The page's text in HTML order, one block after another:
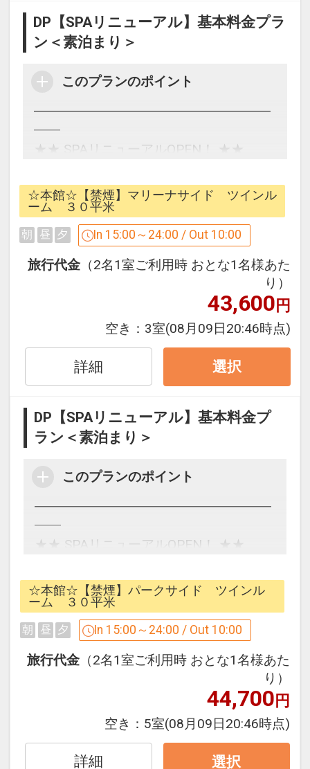
DP【SPAリニューアル】基本料金プラ
ン＜素泊まり＞
このプランのポイント
━━━━━━━━━━━━━━━━━━
━━
★★ SPAリニューアルOPEN！ ★★
━━━━━━━━━━━━━━━━━━
━━
ご宿泊のみのシンプルなプランです。
・ご宿泊のお客様は【本館4階SPA(大浴
場)】を料金不要でご利用いただけます。
（通常営業時間…11:00～深夜1:00）
（朝風呂営業時間…5:00～9:00）
950円/1名様 の追加料金にてご利用いた
だけます。
※浴室清掃時間(深夜1:00～5:00)はご利
用いただけません。
※4階SPA(大浴場)は、4歳未満のお子
様、おむつを着用の方はご利用いただけ
ません。
※4階SPA(大浴場)は、7歳以上・身長
ただけません。
※5階SPA+内の各種岩盤浴・サウナは、
中学生未満のお子様はご利用いただけま
せん。
※タトゥーをされている方は当社指定の
カバーシールで隠せる場合はご利用可能
【ご予約完了後の朝食追加について】
素泊りプランでご予約いただいても、朝
☆本館☆【禁煙】マリーナサイド ツインル
ーム ３０平米
朝 昼 夕 In 15:00～24:00 / Out 10:00
旅行代金 （2名1室ご利用時 おとな1名様あた
り）
43,600円
空き： 3室(08月09日20:46時点)
詳細 選択
DP【SPAリニューアル】基本料金プ
ラン＜素泊まり＞
このプランのポイント
━━━━━━━━━━━━━━━━━━
━━
★★ SPAリニューアルOPEN！ ★★
━━━━━━━━━━━━━━━━━━
━━
ご宿泊のみのシンプルなプランです。
・ご宿泊のお客様は【本館4階SPA(大浴
場)】を料金不要でご利用いただけま
☆本館☆【禁煙】パークサイド ツインル
ーム ３０平米
朝 昼 夕 In 15:00～24:00 / Out 10:00
旅行代金 （2名1室ご利用時 おとな1名様あた
り）
44,700円
空き： 5室(08月09日20:46時点)
詳細 選択